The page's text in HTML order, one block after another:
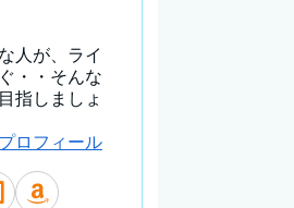
人が、ライ
・・そんな
指しましょ
ロフィール